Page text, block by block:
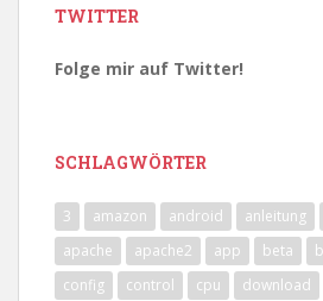
TWITTER
Folge mir auf Twitter!
SCHLAGWÖRTER
3 amazon android anleitung
apache
apache2 app beta
config
control cpu download